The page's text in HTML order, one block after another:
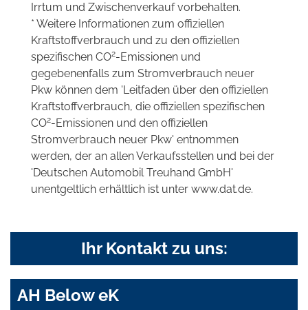
Irrtum und Zwischenverkauf vorbehalten.
* Weitere Informationen zum offiziellen
Kraftstoffverbrauch und zu den offiziellen
spezifischen CO2-Emissionen und
gegebenenfalls zum Stromverbrauch neuer
Pkw können dem 'Leitfaden über den offiziellen
Kraftstoffverbrauch, die offiziellen spezifischen
CO2-Emissionen und den offiziellen
Stromverbrauch neuer Pkw' entnommen
werden, der an allen Verkaufsstellen und bei der
'Deutschen Automobil Treuhand GmbH'
unentgeltlich erhältlich ist unter www.dat.de.
Ihr Kontakt zu uns:
AH Below eK